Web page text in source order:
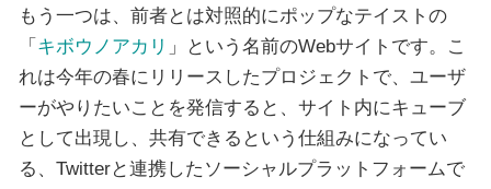
もう一つは、前者とは対照的にポップなテイストの
「キボウノアカリ 」という名前のWebサイトです。こ
れは今年の春にリリースしたプロジェクトで、ユーザ
ーがやりたいことを発信すると、サイト内にキューブ
として出現し、共有できるという仕組みになってい
る、Twitterと連携したソーシャルプラットフォームで